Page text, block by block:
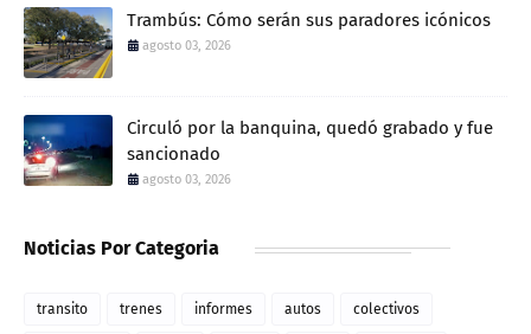
Trambús: Cómo serán sus paradores icónicos
agosto 03, 2026
Circuló por la banquina, quedó grabado y fue
sancionado
agosto 03, 2026
Noticias Por Categoria
transito trenes informes autos colectivos